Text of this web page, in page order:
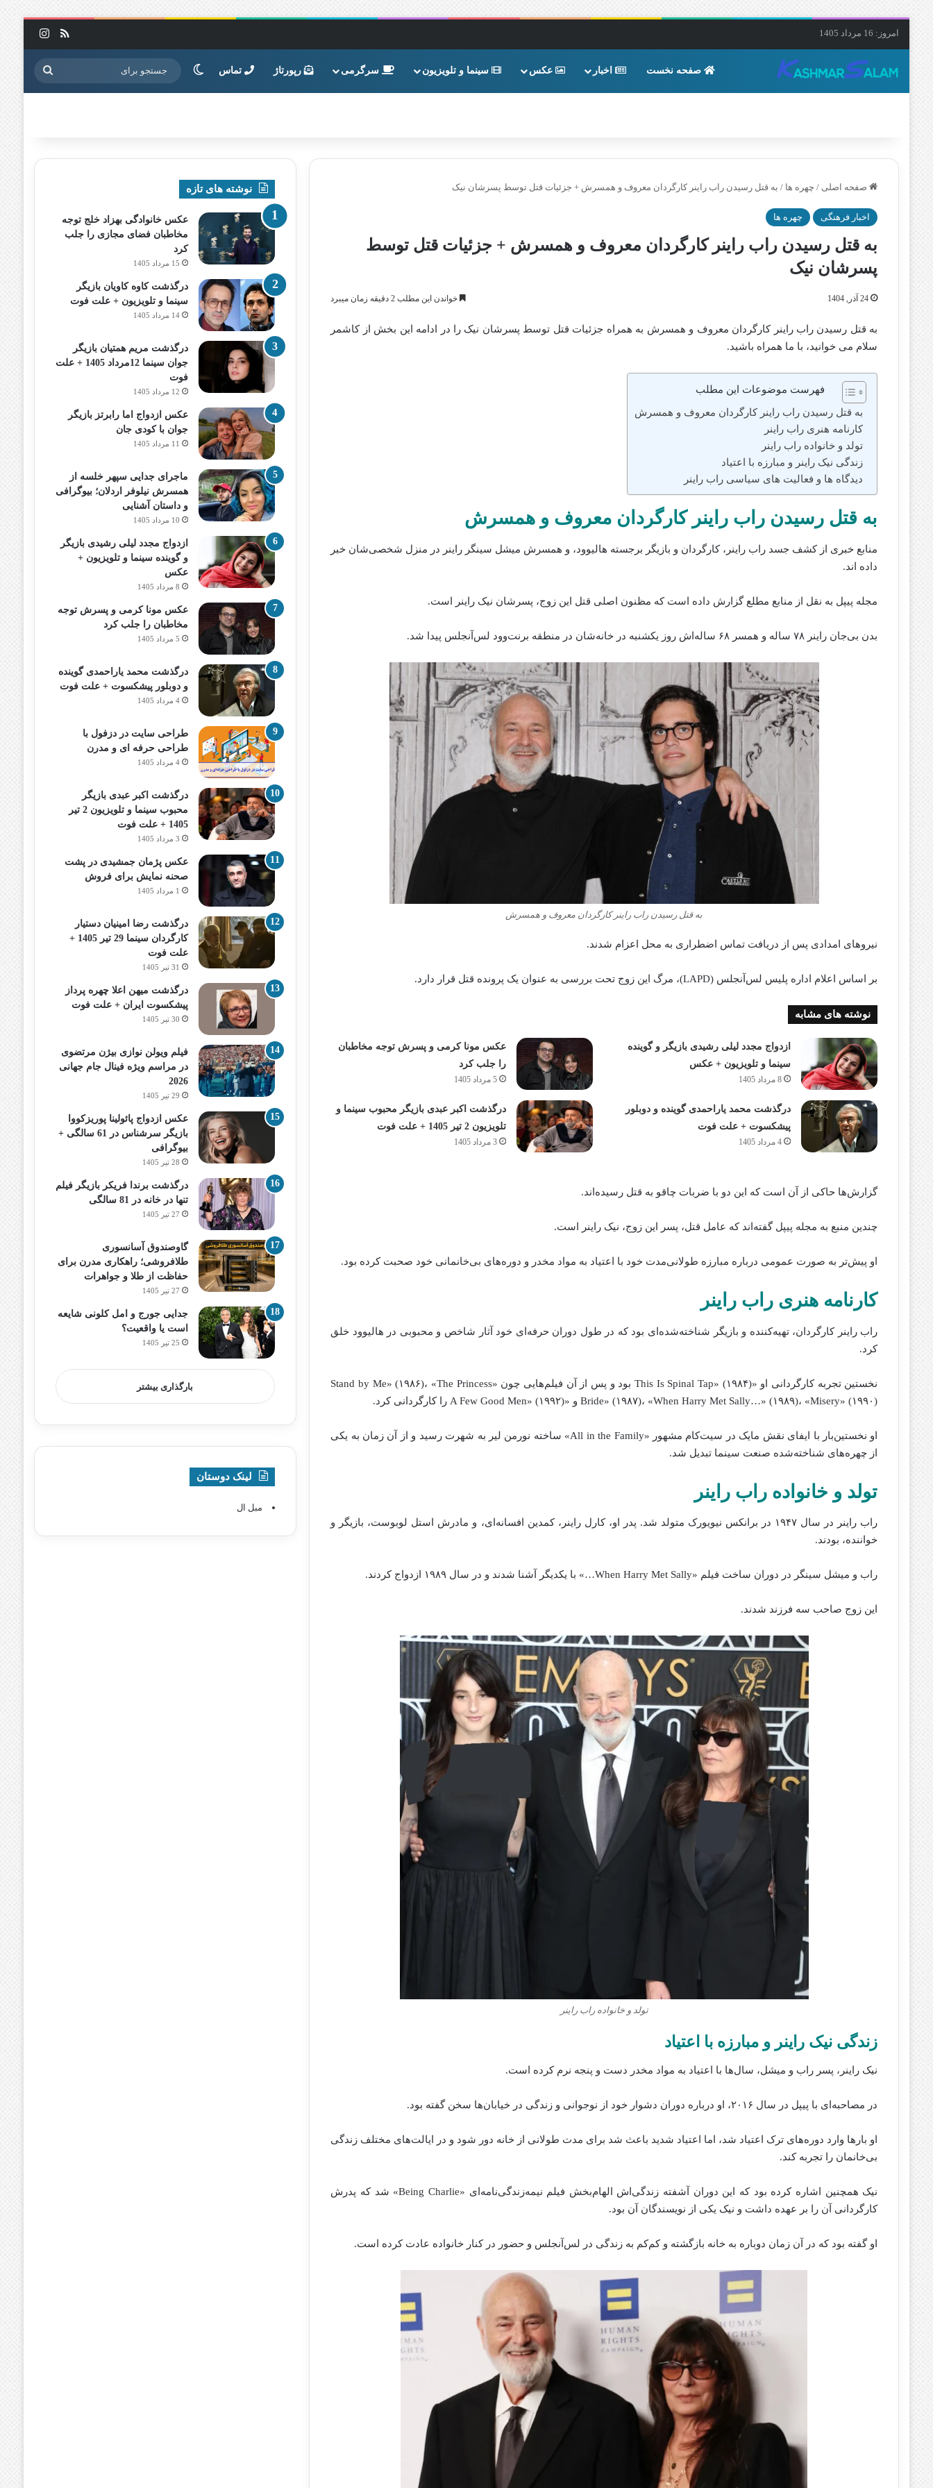
امروز: 16 مرداد 1405 خوراک
صفحه نخست اخبار عکس سینما و تلویزیون سرگرمی رپورتاژ تماس تغییر پوسته جستجو
برای
صفحه اصلی / چهره ها / به قتل رسیدن راب راینر کارگردان معروف و همسرش + جزئیات قتل توسط پسرشان نیک
اخبار فرهنگی چهره ها
به قتل رسیدن راب راینر کارگردان معروف و همسرش + جزئیات قتل توسط
پسرشان نیک
24 آذر, 1404 خواندن این مطلب 2 دقیقه زمان میبرد
به قتل رسیدن راب راینر کارگردان معروف و همسرش به همراه جزئیات قتل توسط پسرشان نیک را در ادامه این بخش از کاشمر
سلام می خوانید، با ما همراه باشید.
فهرست موضوعات این مطلب
به قتل رسیدن راب راینر کارگردان معروف و همسرش
کارنامه هنری راب راینر
تولد و خانواده راب راینر
زندگی نیک راینر و مبارزه با اعتیاد
دیدگاه‌ ها و فعالیت‌ های سیاسی راب راینر
به قتل رسیدن راب راینر کارگردان معروف و همسرش
منابع خبری از کشف جسد راب راینر، کارگردان و بازیگر برجسته هالیوود، و همسرش میشل سینگر راینر در منزل شخصی‌شان خبر
داده‌‌ اند.
مجله پیپل به نقل از منابع مطلع گزارش داده‌ است که مظنون اصلی قتل این زوج، پسرشان نیک راینر است.
بدن بی‌جان راینر ۷۸ ساله و همسر ۶۸ ساله‌اش روز یکشنبه در خانه‌شان در منطقه برنت‌وود لس‌آنجلس پیدا شد.
به قتل رسیدن راب راینر کارگردان معروف و همسرش
نیروهای امدادی پس از دریافت تماس اضطراری به محل اعزام شدند.
بر اساس اعلام اداره پلیس لس‌آنجلس (LAPD)، مرگ این زوج تحت بررسی به عنوان یک پرونده قتل قرار دارد.
نوشته های مشابه
ازدواج مجدد لیلی رشیدی بازیگر و گوینده
سینما و تلویزیون + عکس
8 مرداد 1405
عکس مونا کرمی و پسرش توجه مخاطبان
را جلب کرد
5 مرداد 1405
درگذشت محمد یاراحمدی گوینده و دوبلور
پیشکسوت + علت فوت
4 مرداد 1405
درگذشت اکبر عبدی بازیگر محبوب سینما و
تلویزیون 2 تیر 1405 + علت فوت
3 مرداد 1405
گزارش‌ها حاکی از آن است که این دو با ضربات چاقو به قتل رسیده‌اند.
چندین منبع به مجله پیپل گفته‌اند که عامل قتل، پسر این زوج، نیک راینر است.
او پیش‌تر به صورت عمومی درباره مبارزه طولانی‌مدت خود با اعتیاد به مواد مخدر و دوره‌های بی‌خانمانی خود صحبت کرده بود.
کارنامه هنری راب راینر
راب راینر کارگردان، تهیه‌کننده و بازیگر شناخته‌شده‌ای بود که در طول دوران حرفه‌ای خود آثار شاخص و محبوبی در هالیوود خلق
کرد.
نخستین تجربه کارگردانی او «This Is Spinal Tap» (۱۹۸۴) بود و پس از آن فیلم‌هایی چون «Stand by Me» (۱۹۸۶)، «The Princess
Bride» (۱۹۸۷)، «When Harry Met Sally…» (۱۹۸۹)، «Misery» (۱۹۹۰) و «A Few Good Men» (۱۹۹۲) را کارگردانی کرد.
او نخستین‌بار با ایفای نقش مایک در سیت‌کام مشهور «All in the Family» ساخته نورمن لیر به شهرت رسید و از آن زمان به یکی
از چهره‌های شناخته‌شده صنعت سینما تبدیل شد.
تولد و خانواده راب راینر
راب راینر در سال ۱۹۴۷ در برانکس نیویورک متولد شد. پدر او، کارل راینر، کمدین افسانه‌ای، و مادرش استل لوبوست، بازیگر و
خواننده، بودند.
راب و میشل سینگر در دوران ساخت فیلم «When Harry Met Sally…» با یکدیگر آشنا شدند و در سال ۱۹۸۹ ازدواج کردند.
این زوج صاحب سه فرزند شدند.
تولد و خانواده راب راینر
زندگی نیک راینر و مبارزه با اعتیاد
نیک راینر، پسر راب و میشل، سال‌ها با اعتیاد به مواد مخدر دست و پنجه نرم کرده‌ است.
در مصاحبه‌ای با پیپل در سال ۲۰۱۶، او درباره دوران دشوار خود از نوجوانی و زندگی در خیابان‌ها سخن گفته‌ بود.
او بارها وارد دوره‌های ترک اعتیاد شد، اما اعتیاد شدید باعث شد برای مدت طولانی از خانه دور شود و در ایالت‌های مختلف زندگی
بی‌خانمان را تجربه کند.
نیک همچنین اشاره کرده بود که این دوران آشفته زندگی‌اش الهام‌بخش فیلم نیمه‌زندگی‌نامه‌ای «Being Charlie» شد که پدرش
کارگردانی آن را بر عهده‌ داشت و نیک یکی از نویسندگان آن بود.
او گفته‌ بود که در آن زمان دوباره به خانه بازگشته و کم‌کم به زندگی در لس‌آنجلس و حضور در کنار خانواده عادت کرده است.
نوشته های تازه
عکس خانوادگی بهزاد خلج توجه
مخاطبان فضای مجازی را جلب
کرد
15 مرداد 1405
درگذشت کاوه کاویان بازیگر
سینما و تلویزیون + علت فوت
14 مرداد 1405
درگذشت مریم همتیان بازیگر
جوان سینما 12مرداد 1405 + علت
فوت
12 مرداد 1405
عکس ازدواج اما رابرتز بازیگر
جوان با کودی جان
11 مرداد 1405
ماجرای جدایی سپهر خلسه از
همسرش نیلوفر اردلان؛ بیوگرافی
و داستان آشنایی
10 مرداد 1405
ازدواج مجدد لیلی رشیدی بازیگر
و گوینده سینما و تلویزیون +
عکس
8 مرداد 1405
عکس مونا کرمی و پسرش توجه
مخاطبان را جلب کرد
5 مرداد 1405
درگذشت محمد یاراحمدی گوینده
و دوبلور پیشکسوت + علت فوت
4 مرداد 1405
طراحی سایت در دزفول با
طراحی حرفه‌ ای و مدرن
4 مرداد 1405
درگذشت اکبر عبدی بازیگر
محبوب سینما و تلویزیون 2 تیر
1405 + علت فوت
3 مرداد 1405
عکس پژمان جمشیدی در پشت
صحنه نمایش برای فروش
1 مرداد 1405
درگذشت رضا امینیان دستیار
کارگردان سینما 29 تیر 1405 +
علت فوت
31 تیر 1405
درگذشت میهن اعلا چهره پرداز
پیشکسوت ایران + علت فوت
30 تیر 1405
فیلم ویولن نوازی بیژن مرتضوی
در مراسم ویژه فینال جام جهانی
2026
29 تیر 1405
عکس ازدواج پائولینا پوریزکووا
بازیگر سرشناس در 61 سالگی +
بیوگرافی
28 تیر 1405
درگذشت برندا فریکر بازیگر فیلم
تنها در خانه در 81 سالگی
27 تیر 1405
گاوصندوق آسانسوری
طلافروشی؛ راهکاری مدرن برای
حفاظت از طلا و جواهرات
27 تیر 1405
جدایی جورج و امل کلونی شایعه
است یا واقعیت؟
25 تیر 1405
بارگذاری بیشتر
لینک دوستان
مبل ال